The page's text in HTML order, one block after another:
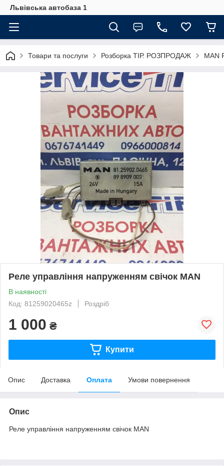
Львівська автобаза 1
Товари та послуги Розборка ТІР. РОЗПРОДАЖ MAN
Реле управління напруженням свічок MAN
В наявності
Код: 81259020465z
Роздріб
1 000 ₴
Купити
Опис Доставка Оплата Умови повернення
Опис
Реле управління напруженням свічок MAN